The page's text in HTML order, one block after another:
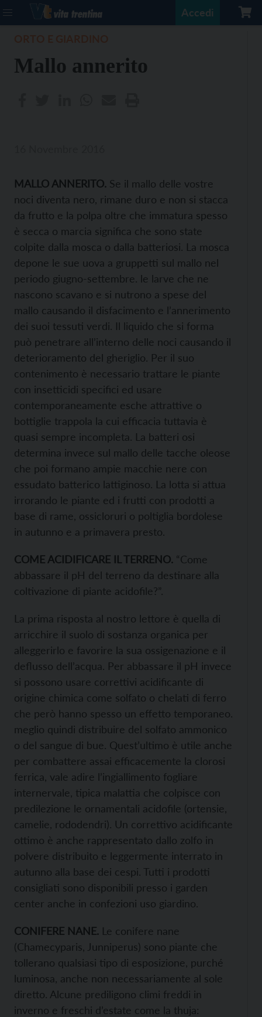
Accedi
Mallo annerito
MALLO ANNERITO. Se il mallo delle vostre
noci diventa nero, rimane duro e non si stacca
da frutto e la polpa oltre che immatura spesso
è secca o marcia significa che sono state
colpite dalla mosca o dalla batteriosi. La mosca
depone le sue uova a gruppetti sul mallo nel
periodo giugno-settembre. le larve che ne
nascono scavano e si nutrono a spese del
mallo causando il disfacimento e l’annerimento
dei suoi tessuti verdi. Il liquido che si forma
può penetrare all’interno delle noci causando il
deterioramento del gheriglio. Per il suo
contenimento è necessario trattare le piante
con insetticidi specifici ed usare
contemporaneamente esche attrattive o
bottiglie trappola la cui efficacia tuttavia è
quasi sempre incompleta. La batteri osi
determina invece sul mallo delle tacche oleose
che poi formano ampie macchie nere con
essudato batterico lattiginoso. La lotta si attua
irrorando le piante ed i frutti con prodotti a
base di rame, ossicloruri o poltiglia bordolese
in autunno e a primavera presto.
COME ACIDIFICARE IL TERRENO. “Come
abbassare il pH del terreno da destinare alla
coltivazione di piante acidofile?”.
La prima risposta al nostro lettore è quella di
arricchire il suolo di sostanza organica per
alleggerirlo e favorire la sua ossigenazione e il
deflusso dell’acqua. Per abbassare il pH invece
si possono usare correttivi acidificante di
origine chimica come solfato o chelati di ferro
che però hanno spesso un effetto temporaneo.
meglio quindi distribuire del solfato ammonico
o del sangue di bue. Quest’ultimo è utile anche
per combattere assai efficacemente la clorosi
ferrica, vale adire l’ingiallimento fogliare
internervale, tipica malattia che colpisce con
predilezione le ornamentali acidofile (ortensie,
camelie, rododendri). Un correttivo acidificante
ottimo è anche rappresentato dallo zolfo in
polvere distribuito e leggermente interrato in
autunno alla base dei cespi. Tutti i prodotti
consigliati sono disponibili presso i garden
center anche in confezioni uso giardino.
CONIFERE NANE. Le conifere nane
(Chamecyparis, Junniperus) sono piante che
tollerano qualsiasi tipo di esposizione, purché
luminosa, anche non necessariamente al sole
diretto. Alcune prediligono climi freddi in
inverno e freschi d’estate come la thuja: